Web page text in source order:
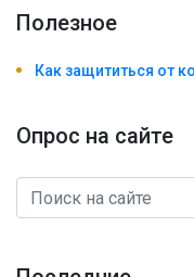
Полезноe
Как защититься от
Опрос на сайте